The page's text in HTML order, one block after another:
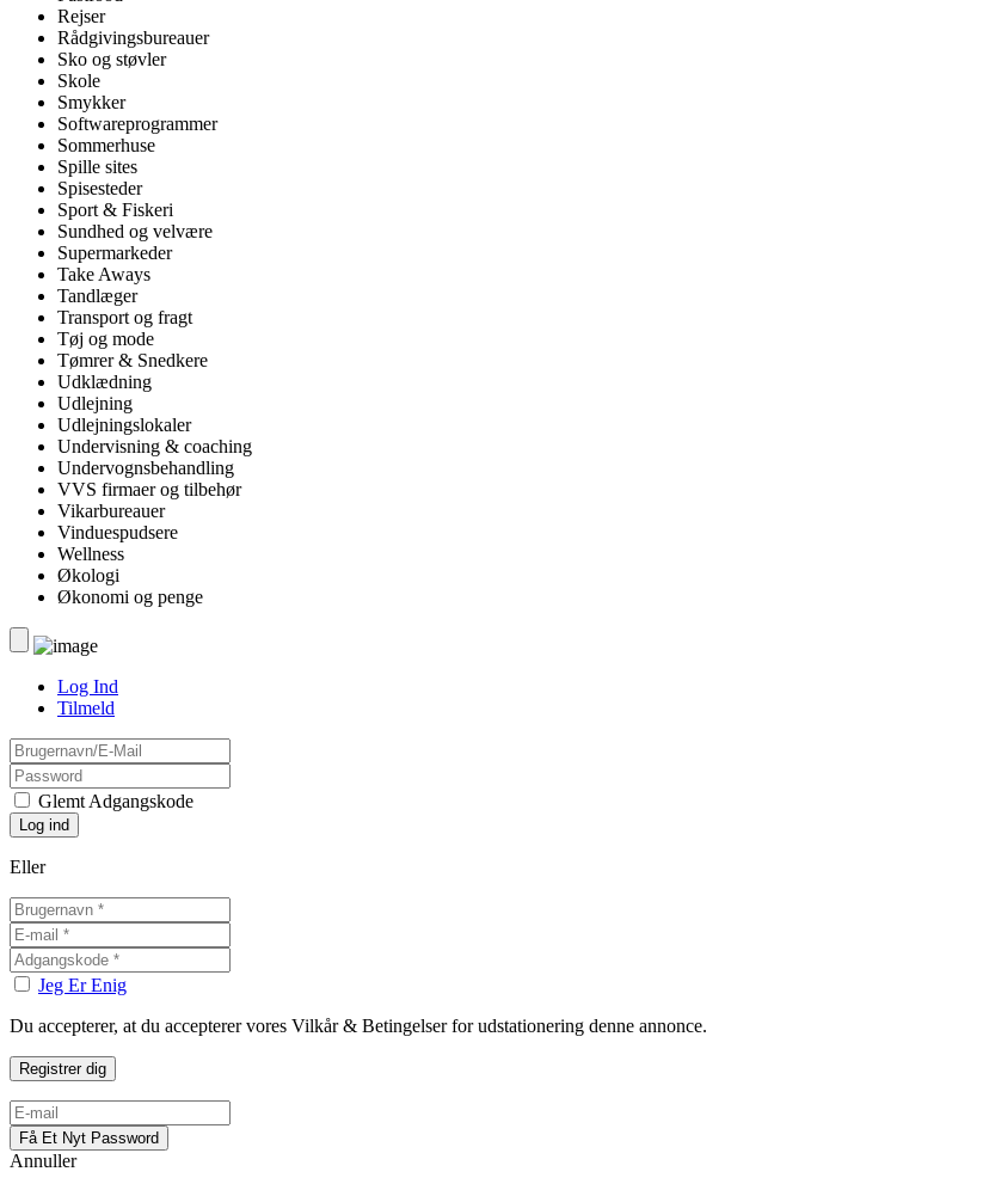
Rejser
Rådgivingsbureauer
Sko og støvler
Skole
Smykker
Softwareprogrammer
Sommerhuse
Spille sites
Spisesteder
Sport & Fiskeri
Sundhed og velvære
Supermarkeder
Take Aways
Tandlæger
Transport og fragt
Tøj og mode
Tømrer & Snedkere
Udklædning
Udlejning
Udlejningslokaler
Undervisning & coaching
Undervognsbehandling
VVS firmaer og tilbehør
Vikarbureauer
Vinduespudsere
Wellness
Økologi
Økonomi og penge
Log Ind
Tilmeld
Glemt Adgangskode
Eller
Jeg Er Enig
Du accepterer, at du accepterer vores Vilkår & Betingelser for udstationering denne annonce.
Annuller